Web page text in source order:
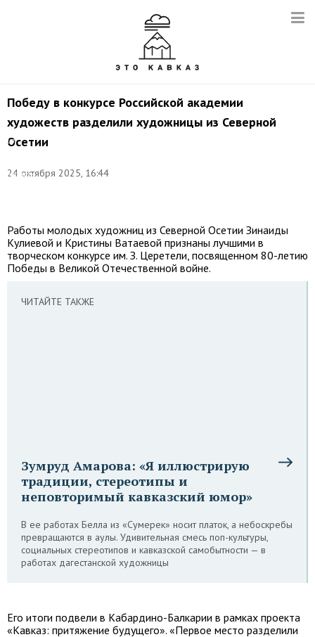
Победу в конкурсе Российской академии
художеств разделили художницы из Северной
Осетии
24 октября 2025, 16:44
Снимок
из
Нуржан
Работы молодых художниц из Северной Осетии Зинаиды
Кулиевой и Кристины Ватаевой признаны лучшими в
творческом конкурсе им. З. Церетели, посвященном 80-летию
Победы в Великой Отечественной войне.
ЧИТАЙТЕ ТАКЖЕ
Зумруд Амарова: «Я иллюстрирую
традиции, стереотипы и
неповторимый кавказский юмор»
В ее работах Белла из «Сумерек» носит платок, а небоскребы
превращаются в аулы. Удивительная смесь поп-культуры,
социальных стереотипов и кавказской самобытности — в
работах дагестанской художницы
Его итоги подвели в Кабардино-Балкарии в рамках проекта
«Кавказ: притяжение будущего». «Первое место разделили